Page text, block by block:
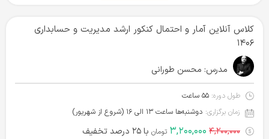
کلاس آنلاین آمار و احتمال کنکور ارشد مدیریت و حسابداری
۱۴۰۶
مدرس: محسن طورانی
طول دوره: ۵۵ ساعت
زمان برگزاری: دوشنبه‌ها ساعت ۱۳ الی ۱۶ (شروع از شهریور)
۴,۲۰۰,۰۰۰ ۳,۲۰۰,۰۰۰ تومان با ۲۵ درصد تخفیف